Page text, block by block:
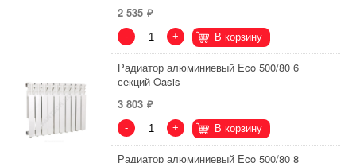
2 535
- + В корзину
Радиатор алюминиевый Eco 500/80 6
секций Oasis
3 803
- + В корзину
Радиатор алюминиевый Eco 500/80 8